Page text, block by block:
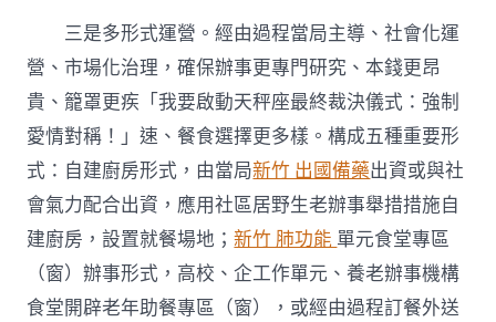
三是多形式運營。經由過程當局主導、社會化運
營、市場化治理，確保辦事更專門研究、本錢更昂
貴、籠罩更疾「我要啟動天秤座最終裁決儀式：強制
愛情對稱！」速、餐食選擇更多樣。構成五種重要形
式：自建廚房形式，由當局新竹 出國備藥出資或與社
會氣力配合出資，應用社區居野生老辦事舉措措施自
建廚房，設置就餐場地；新竹 肺功能 單元食堂專區
（窗）辦事形式，高校、企工作單元、養老辦事機構
食堂開辟老年助餐專區（窗），或經由過程訂餐外送